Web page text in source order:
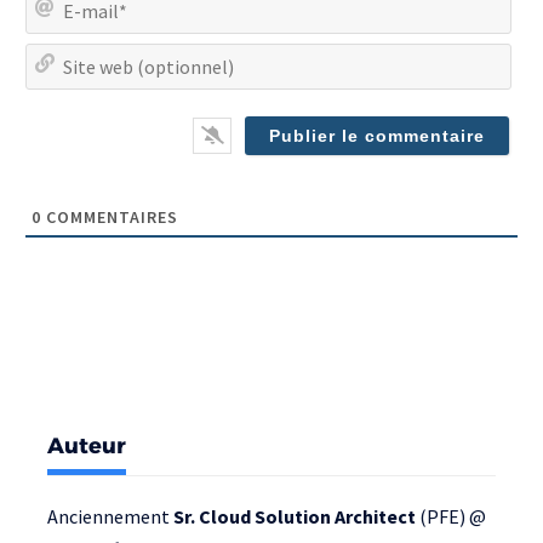
0 COMMENTAIRES
Auteur
AnciennementSr. Cloud Solution Architect (PFE) @